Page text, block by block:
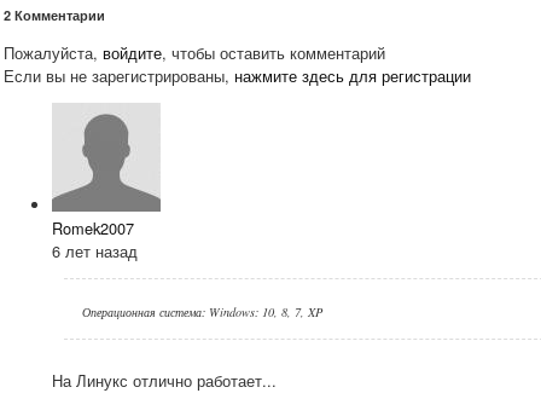
2 Комментарии
Пожалуйста, войдите, чтобы оставить комментарий
Если вы не зарегистрированы, нажмите здесь для регистрации
Romek2007
6 лет назад
Операционная система: Windows: 10, 8, 7, XP
На Линукс отлично работает...